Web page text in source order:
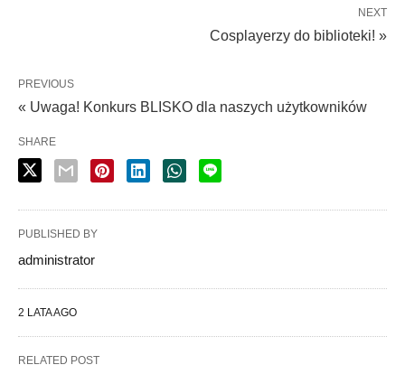
NEXT
Cosplayerzy do biblioteki! »
PREVIOUS
« Uwaga! Konkurs BLISKO dla naszych użytkowników
SHARE
PUBLISHED BY
administrator
2 LATA AGO
RELATED POST